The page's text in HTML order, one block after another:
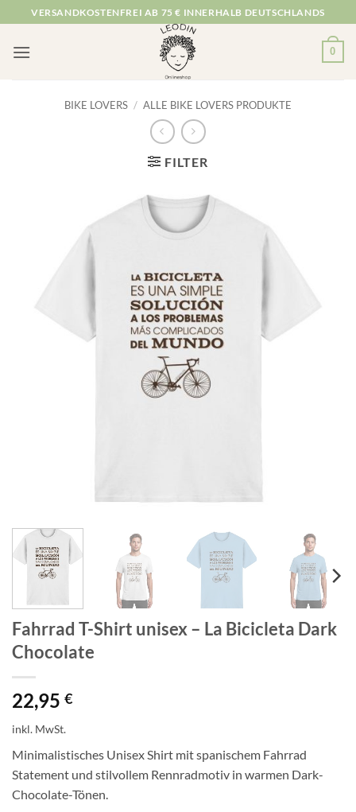
Inhalt
springen
VERSANDKOSTENFREI AB 75 € INNERHALB DEUTSCHLANDS
0
BIKE LOVERS / ALLE BIKE LOVERS PRODUKTE
FILTER
Fahrrad T-Shirt unisex – La Bicicleta Dark
Chocolate
22,95 €
inkl. MwSt.
Minimalistisches Unisex Shirt mit spanischem Fahrrad
Statement und stilvollem Rennradmotiv in warmen Dark-
Chocolate-Tönen.